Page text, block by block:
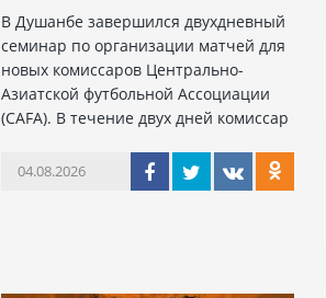
В Душанбе завершился двухдневный
семинар по организации матчей для
новых комиссаров Центрально-
Азиатской футбольной Ассоциации
(CAFA). В течение двух дней комиссар
04.08.2026